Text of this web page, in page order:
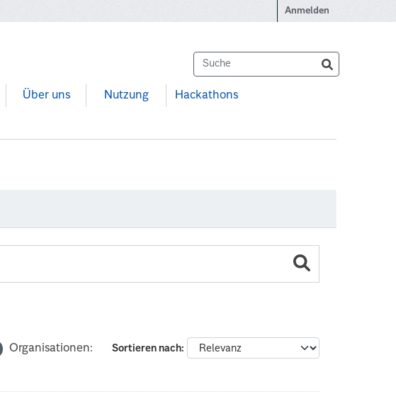
Anmelden
Über uns Nutzung Hackathons
Sortieren nach
Organisationen: